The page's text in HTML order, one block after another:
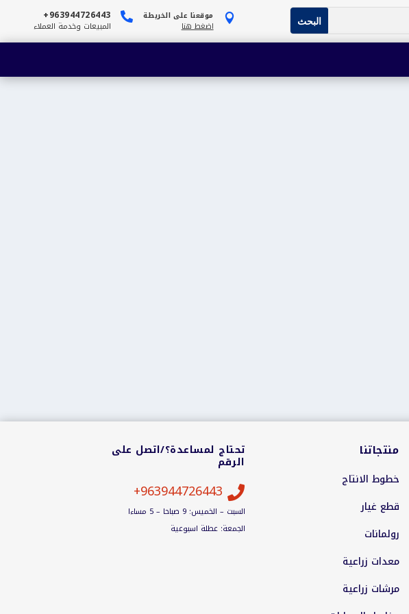
 موقعنا على الخريطة
اضغط هنا

963944726443+
المبيعات وخدمة العملاء
منتجاتنا
خطوط الانتاج
قطع غيار
رولمانات
معدات زراعية
مرشات زراعية
تحتاج لمساعدة؟/اتصل على
الرقم

963944726443+
السبت – الخميس: 9 صباحا – 5 مساءا
الجمعة: عطلة اسبوعية